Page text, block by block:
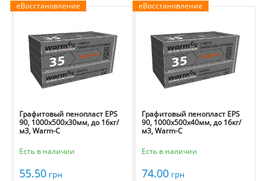
еВосстановление
Графитовый пенопласт EPS
90, 1000х500х30мм, до 16кг/
м3, Warm-C
Есть в наличии
55.50 грн
еВосстановление
Графитовый пенопласт EPS
90, 1000х500х40мм, до 16кг/
м3, Warm-C
Есть в наличии
74.00 грн